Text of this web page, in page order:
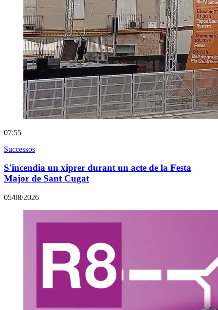
07:55
Successos
S'incendia un xiprer durant un acte de la Festa
Major de Sant Cugat
05/08/2026